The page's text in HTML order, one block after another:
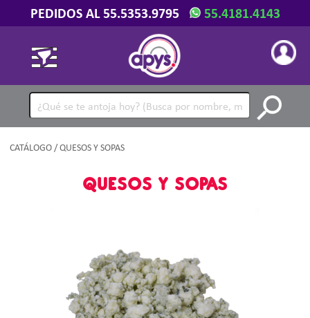
PEDIDOS AL 55.5353.9795 55.4181.4143
CATÁLOGO/ QUESOS Y SOPAS
QUESOS Y SOPAS